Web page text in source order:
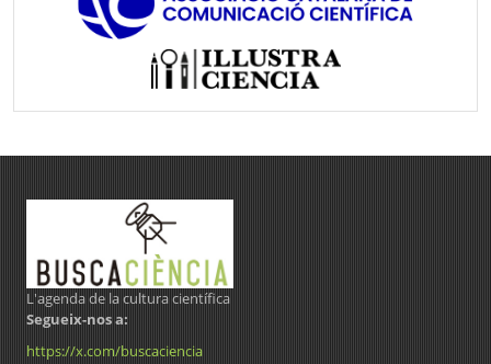
L'agenda de la cultura científica
Segueix-nos a:
https://x.com/buscaciencia